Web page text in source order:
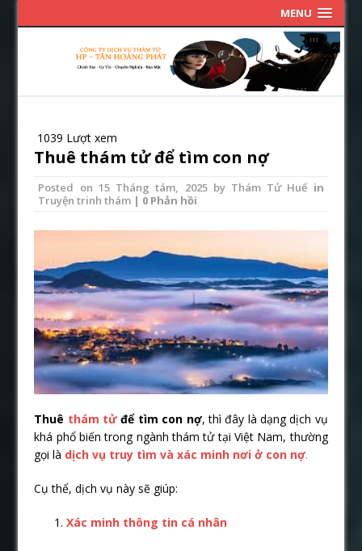
MENU
1039 Lượt xem
Thuê thám tử để tìm con nợ
Posted on 15 Tháng tám, 2025by Thám Tử Huếin
Truyện trinh thám | 0 Phản hồi
Thuê thám tửđể tìm con nợ, thì đây là dạng dịch vụ
khá phổ biến trong ngành thám tử tại Việt Nam, thường
gọi là dịch vụ truy tìm và xác minh nơi ở con nợ.
Cụ thể, dịch vụ này sẽ giúp:
Xác minh thông tin cá nhân